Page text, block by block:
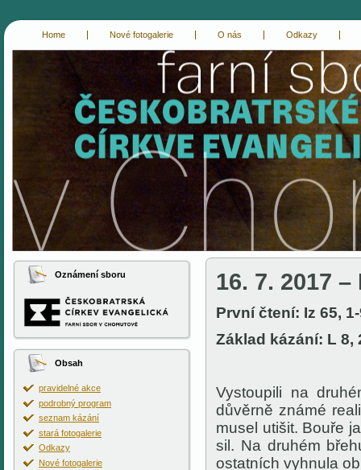
Home Nové fotogalerie O nás Odkazy
Oznámení sboru
Obsah
pravidelné akce
podrobný program
seznam kázání
stará fotogalerie
Odkazy
Nové fotogalerie
16. 7. 2017 –
První čtení: Iz 65,
Základ kázání: L 8,
Vystoupili na
důvěrně známé
musel utišit. Bouře
sil. Na druhém
ostatních vyhnula